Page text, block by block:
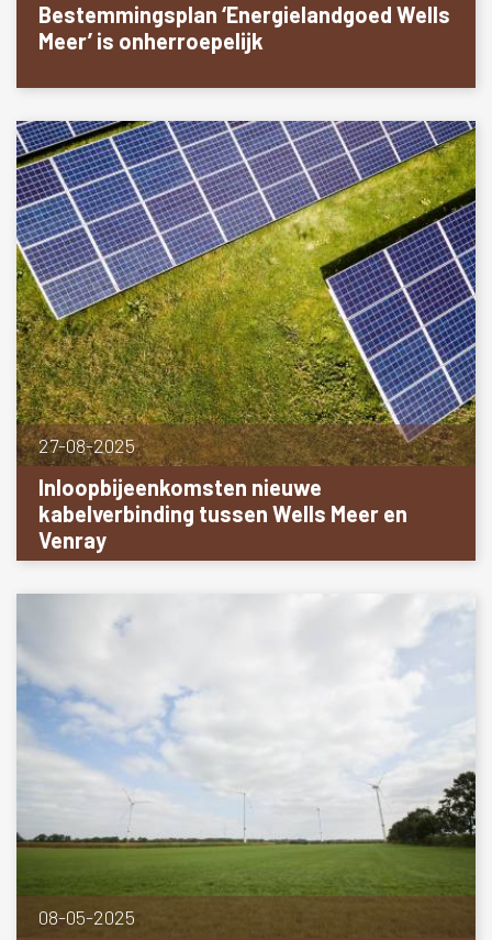
Bestemmingsplan ‘Energielandgoed Wells
Meer’ is onherroepelijk
27-08-2025
Inloopbijeenkomsten nieuwe
kabelverbinding tussen Wells Meer en
Venray
08-05-2025